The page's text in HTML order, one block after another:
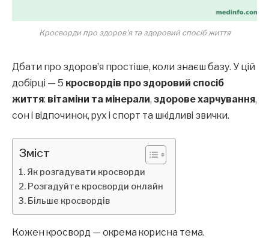
Кросворди про здоров'я та здоровий спосіб життя
Дбати про здоровʼя простіше, коли знаєш базу. У цій
добірці — 5 кросвордів про здоровий спосіб
життя: вітаміни та мінерали, здорове харчування,
сон і відпочинок, рух і спорт та шкідливі звички.
Зміст
Як розгадувати кросворди
Розгадуйте кросворди онлайн
Більше кросвордів
Кожен кросворд — окрема корисна тема.